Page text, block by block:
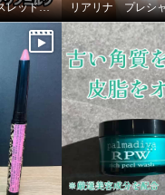
リアリナ プレシャスレッドオールインワンミルク